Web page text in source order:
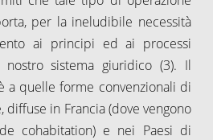
per la ineludibile necessità
ai principi ed ai processi
sistema giuridico (3). Il
a quelle forme convenzionali di
diffuse in Francia (dove vengono
cohabitation) e nei Paesi di